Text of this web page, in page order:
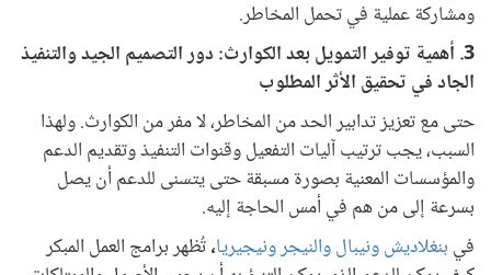
ومشاركة عملية في تحمل المخاطر.
3. أهمية توفير التمويل بعد الكوارث: دور التصميم الجيد والتنفيذ
الجاد في تحقيق الأثر المطلوب
حتى مع تعزيز تدابير الحد من المخاطر، لا مفر من الكوارث. ولهذا
السبب، يجب ترتيب آليات التفعيل وقنوات التنفيذ وتقديم الدعم
والمؤسسات المعنية بصورة مسبقة حتى يتسنى للدعم أن يصل
بسرعة إلى من هم في أمس الحاجة إليه.
في بنغلاديش ونيبال والنيجر ونيجيريا،تُظهر برامج العمل المبكر